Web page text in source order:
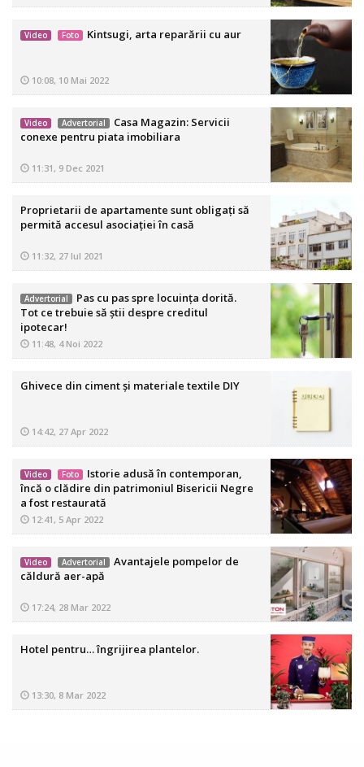
Video Foto Kintsugi, arta reparării cu aur
10:08, 10 Mai 2022
Video Advertorial
Casa Magazin: Servicii
conexe pentru piata imobiliara
11:31, 9 Dec 2021
Proprietarii de apartamente sunt obligaţi să
permită accesul asociaţiei în casă
11:32, 27 Iul 2021
Advertorial
Pas cu pas spre locuința dorită.
Tot ce trebuie să știi despre creditul
ipotecar!
11:48, 4 Noi 2022
Ghivece din ciment și materiale textile DIY
14:42, 27 Apr 2022
Video Foto
Istorie adusă în contemporan,
încă o clădire din patrimoniul Bisericii Negre
a fost restaurată
12:41, 5 Apr 2022
Video Advertorial
Avantajele pompelor de
căldură aer-apă
17:24, 28 Mar 2022
Hotel pentru… îngrijirea plantelor.
13:30, 8 Mar 2022